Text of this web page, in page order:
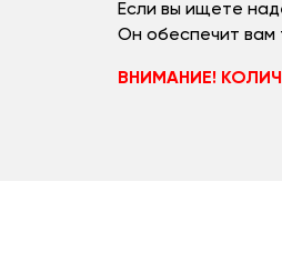
Если вы ищете
Он обеспечит вам
ВНИМАНИЕ!